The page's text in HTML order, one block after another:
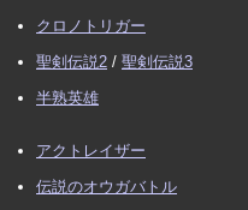
クロノトリガー
聖剣伝説2 / 聖剣伝説3
半熟英雄
アクトレイザー
伝説のオウガバトル